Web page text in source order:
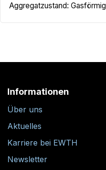
Aggregatzustand: Gasförmig
Informationen
Über uns
Aktuelles
Karriere bei EWTH
Newsletter